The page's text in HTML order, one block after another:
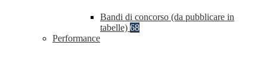
Bandi di concorso (da pubblicare in
tabelle) 68
Performance